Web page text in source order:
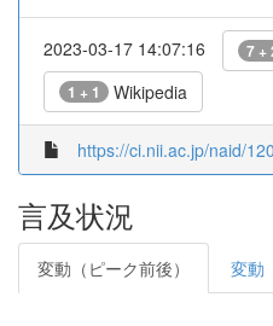
2023-03-17 14:07:16 7 +
1 + 1 Wikipedia
https://ci.nii.ac.jp/naid/
言及状況
変動（ピーク前後） 変動